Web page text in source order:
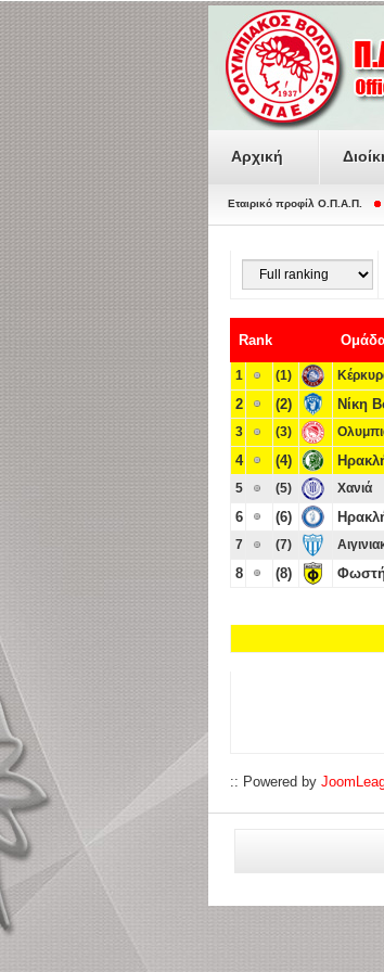
Αρχική
Εταιρικό προφίλ O.Π.Α.Π.
Rank
1 (1)
2 (2) Νίκη
3 (3)
4 (4)
5 (5) Χανιά
6 (6)
7 (7)
8 (8)
:: Powered by